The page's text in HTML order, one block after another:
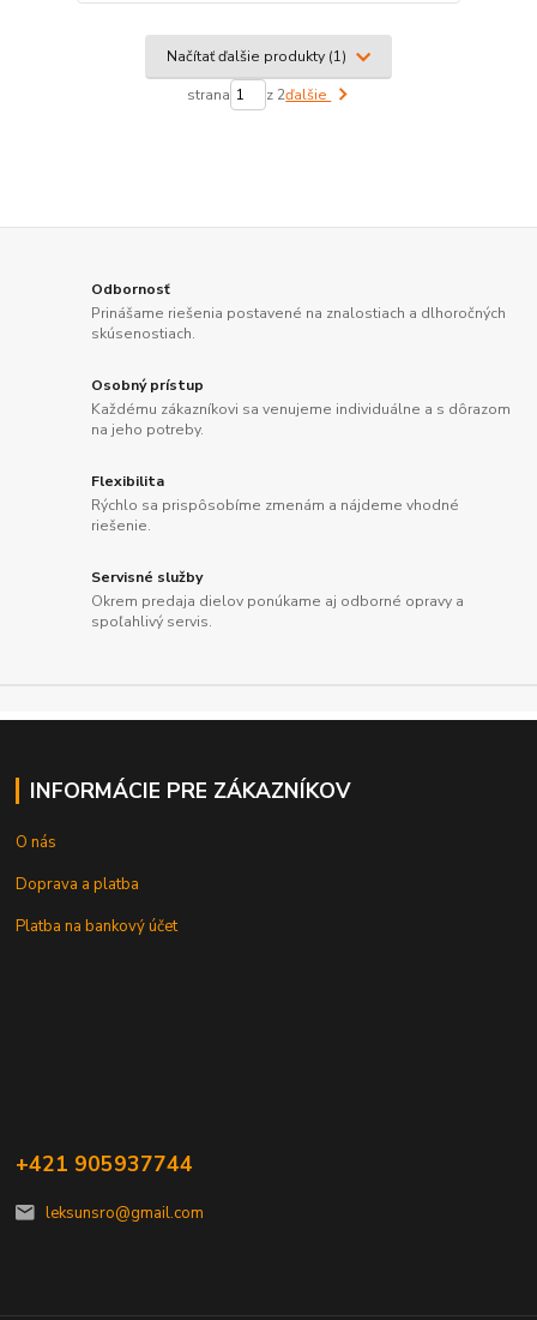
Načítať ďalšie produkty (1)
strana z 2ďalšie
Odbornosť
Prinášame riešenia postavené na znalostiach a dlhoročných
skúsenostiach.
Osobný prístup
Každému zákazníkovi sa venujeme individuálne a s dôrazom
na jeho potreby.
Flexibilita
Rýchlo sa prispôsobíme zmenám a nájdeme vhodné
riešenie.
Servisné služby
Okrem predaja dielov ponúkame aj odborné opravy a
spoľahlivý servis.
INFORMÁCIE PRE ZÁKAZNÍKOV
O nás
Doprava a platba
Platba na bankový účet
+421 905937744
leksunsro@gmail.com